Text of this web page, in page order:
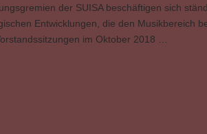
der SUISA beschäftigen sich
Entwicklungen, die den Musikbereich
im Oktober 2018 …